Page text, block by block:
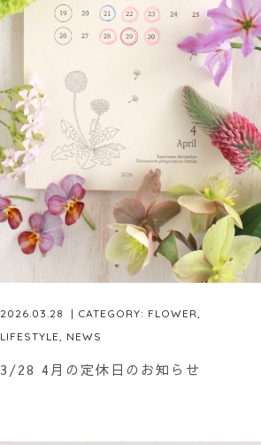
2026.03.28 | CATEGORY: FLOWER,
LIFESTYLE, NEWS
3/28 4月の定休日のお知らせ